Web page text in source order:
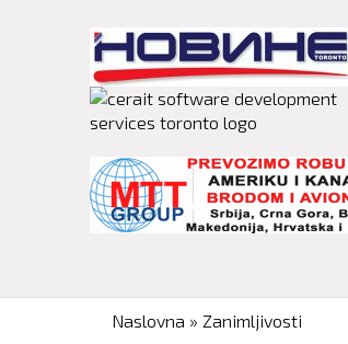
You are here
Naslovna » Zanimljivosti